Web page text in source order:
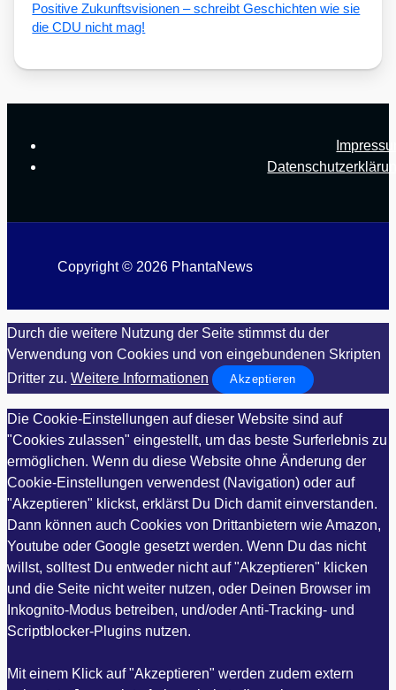
Posi­ti­ve Zukunfts­vi­sio­nen – schreibt Geschich­ten wie sie
die CDU nicht mag!
Copyright © 2026 PhantaNews
Durch die weitere Nutzung der Seite stimmst du der
Verwendung von Cookies und von eingebundenen Skripten
Dritter zu. Weitere Informationen Akzeptieren
Die Cookie-Einstellungen auf dieser Website sind auf
"Cookies zulassen" eingestellt, um das beste Surferlebnis zu
ermöglichen. Wenn du diese Website ohne Änderung der
Cookie-Einstellungen verwendest (Navigation) oder auf
"Akzeptieren" klickst, erklärst Du Dich damit einverstanden.
Dann können auch Cookies von Drittanbietern wie Amazon,
Youtube oder Google gesetzt werden. Wenn Du das nicht
willst, solltest Du entweder nicht auf "Akzeptieren" klicken
und die Seite nicht weiter nutzen, oder Deinen Browser im
Inkognito-Modus betreiben, und/oder Anti-Tracking- und
Scriptblocker-Plugins nutzen.
Mit einem Klick auf "Akzeptieren" werden zudem extern